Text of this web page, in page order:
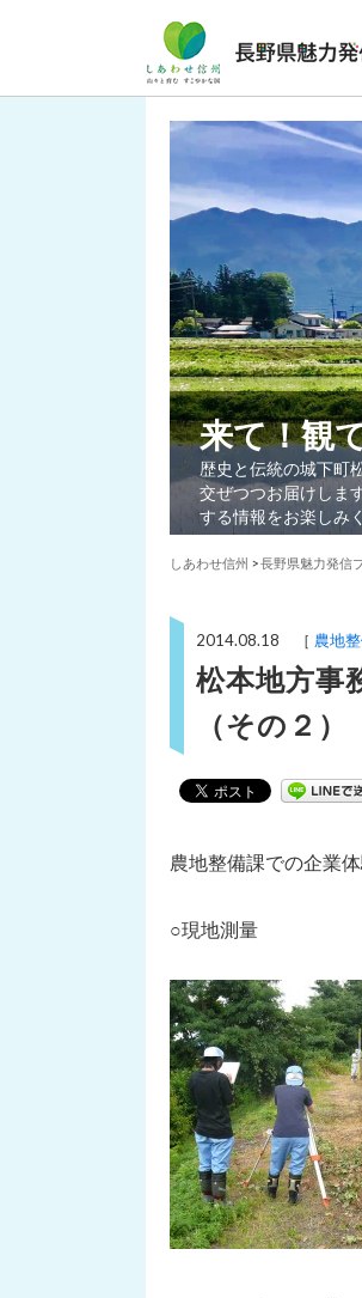
来て！観
歴史と伝統の城下町
交ぜつつお届けしま
する情報をお楽しみ
しあわせ信州 >長野県魅力発信
2014.08.18 ［ 農地
松本地方事
（その２）
農地整備課での企業
○現地測量